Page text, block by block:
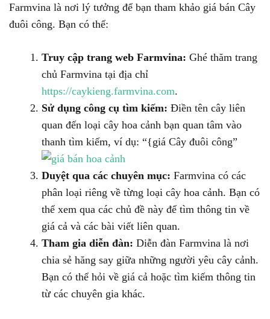
Farmvina là nơi lý tưởng để bạn tham khảo giá bán Cây
đuôi công. Bạn có thể:
Truy cập trang web Farmvina: Ghé thăm trang
chủ Farmvina tại địa chỉ
https://caykieng.farmvina.com.
Sử dụng công cụ tìm kiếm: Điền tên cây liên
quan đến loại cây hoa cảnh bạn quan tâm vào
thanh tìm kiếm, ví dụ: “{giá Cây đuôi công”
Duyệt qua các chuyên mục: Farmvina có các
phân loại riêng về từng loại cây hoa cảnh. Bạn có
thể xem qua các chủ đề này để tìm thông tin về
giá cả và các bài viết liên quan.
Tham gia diễn đàn: Diễn đàn Farmvina là nơi
chia sẻ hăng say giữa những người yêu cây cảnh.
Bạn có thể hỏi về giá cả hoặc tìm kiếm thông tin
từ các chuyên gia khác.